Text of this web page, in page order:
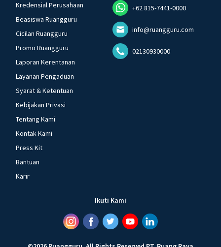
Kredensial Perusahaan
Beasiswa Ruangguru
Cicilan Ruangguru
Promo Ruangguru
Laporan Kerentanan
Layanan Pengaduan
Syarat & Ketentuan
Kebijakan Privasi
Tentang Kami
Kontak Kami
Press Kit
Bantuan
Karir
+62 815-7441-0000
info@ruangguru.com
02130930000
Ikuti Kami